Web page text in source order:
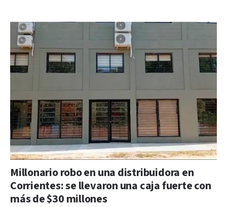
Millonario robo en una distribuidora en
Corrientes: se llevaron una caja fuerte con
más de $30 millones